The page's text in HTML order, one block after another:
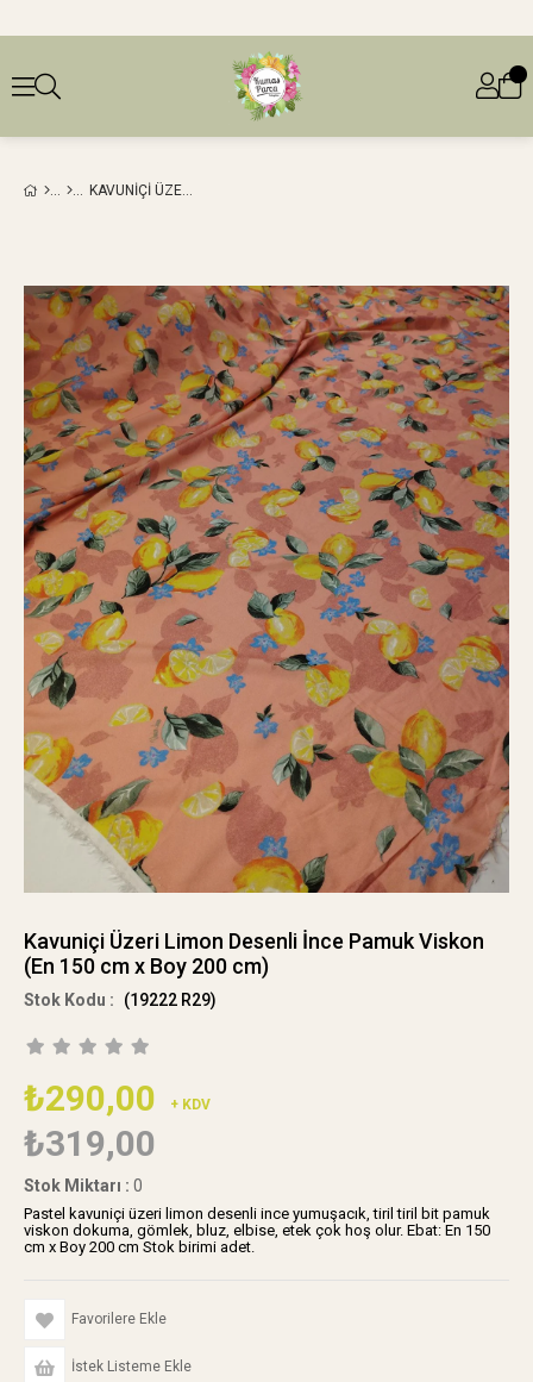
KAVUNIÇI ÜZERI LIMON DESENLI İNCE PAMUK VISKON (EN 150 CM X BOY 200 CM)
Kavuniçi Üzeri Limon Desenli İnce Pamuk Viskon
(En 150 cm x Boy 200 cm)
(19222 R29)
₺290,00 + KDV
₺319,00
Stok Miktarı : 0
Pastel kavuniçi üzeri limon desenli ince yumuşacık, tiril tiril bit pamuk
viskon dokuma, gömlek, bluz, elbise, etek çok hoş olur. Ebat: En 150
cm x Boy 200 cm Stok birimi adet.
Favorilere Ekle
İstek Listeme Ekle